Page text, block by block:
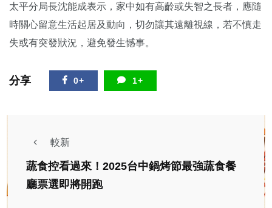
太平分局長沈能成表示，家中如有高齡或失智之長者，應隨
時關心留意生活起居及動向，切勿讓其遠離視線，若不慎走
失或有突發狀況，避免發生憾事。
分享 0+ 1+
較新
蔬食控看過來！2025台中鍋烤節最強蔬食餐
廳票選即將開跑